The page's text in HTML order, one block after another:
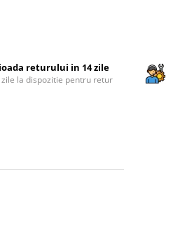
returului in 14 zile
zile la dispozitie pentru retur